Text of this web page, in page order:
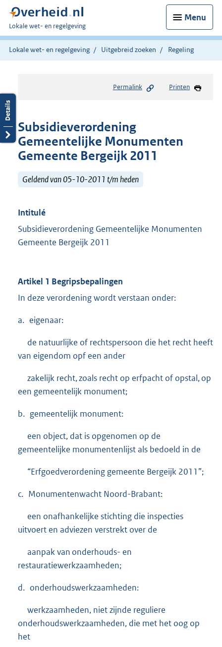
Menu
U
bent
hier:
Lokale wet- en regelgeving
Lokale wet- en regelgeving Uitgebreid zoeken Regeling
Permalink Printen
Subsidieverordening
Gemeentelijke Monumenten
Gemeente Bergeijk 2011
Geldend van 05-10-2011 t/m heden
Intitulé
Subsidieverordening Gemeentelijke Monumenten
Gemeente Bergeijk 2011
Artikel 1 Begripsbepalingen
In deze verordening wordt verstaan onder:
a. eigenaar:
de natuurlijke of rechtspersoon die het recht heeft
van eigendom opf een ander
zakelijk recht, zoals recht op erfpacht of opstal, op
een gemeentelijk monument;
b. gemeentelijk monument:
een object, dat is opgenomen op de
gemeentelijke monumentenlijst als bedoeld in de
“Erfgoedverordening gemeente Bergeijk 2011”;
c. Monumentenwacht Noord-Brabant:
een onafhankelijke stichting die inspecties
uitvoert en adviezen verstrekt over de
aanpak van onderhouds- en
restauratiewerkzaamheden;
d. onderhoudswerkzaamheden:
werkzaamheden, niet zijnde reguliere
onderhoudswerkzaamheden, die met het oog op
het